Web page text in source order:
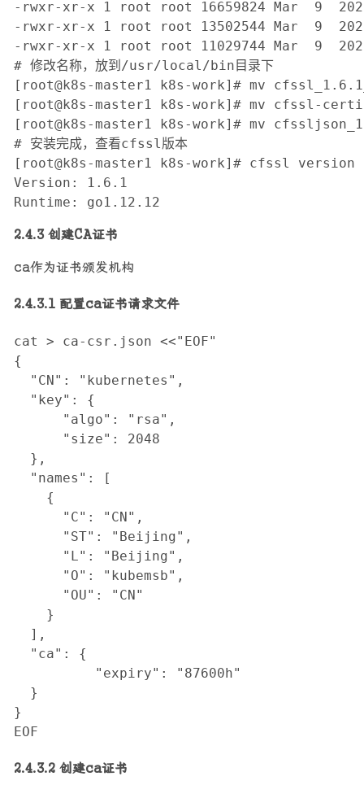
-rwxr-xr-x 1 root root 16659824 Mar  9
-rwxr-xr-x 1 root root 13502544 Mar  9
-rwxr-xr-x 1 root root 11029744 Mar  9
# 修改名称，放到/usr/local/bin目录下
[root@k8s-master1 k8s-work]# mv
[root@k8s-master1 k8s-work]# mv cfssl-
[root@k8s-master1 k8s-work]# mv
# 安装完成，查看cfssl版本
[root@k8s-master1 k8s-work]# cfssl version
Version: 1.6.1
Runtime: go1.12.12
2.4.3 创建CA证书
ca作为证书颁发机构
2.4.3.1 配置ca证书请求文件
cat > ca-csr.json <<"EOF"
{
  "CN": "kubernetes",
  "key": {
"algo": "rsa",
"size": 2048
  },
  "names": [
{
"C": "CN",
"ST": "Beijing",
"L": "Beijing",
"O": "kubemsb",
"OU": "CN"
}
  ],
  "ca": {
"expiry": "87600h"
  }
}
EOF
2.4.3.2 创建ca证书